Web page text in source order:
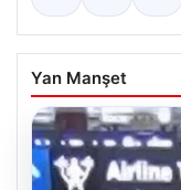
Yan Manşet